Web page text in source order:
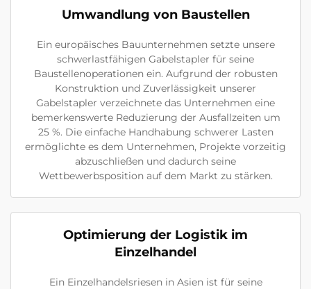
Umwandlung von Baustellen
Ein europäisches Bauunternehmen setzte unsere
schwerlastfähigen Gabelstapler für seine
Baustellenoperationen ein. Aufgrund der robusten
Konstruktion und Zuverlässigkeit unserer
Gabelstapler verzeichnete das Unternehmen eine
bemerkenswerte Reduzierung der Ausfallzeiten um
25 %. Die einfache Handhabung schwerer Lasten
ermöglichte es dem Unternehmen, Projekte vorzeitig
abzuschließen und dadurch seine
Wettbewerbsposition auf dem Markt zu stärken.
Optimierung der Logistik im
Einzelhandel
Ein Einzelhandelsriesen in Asien ist für seine